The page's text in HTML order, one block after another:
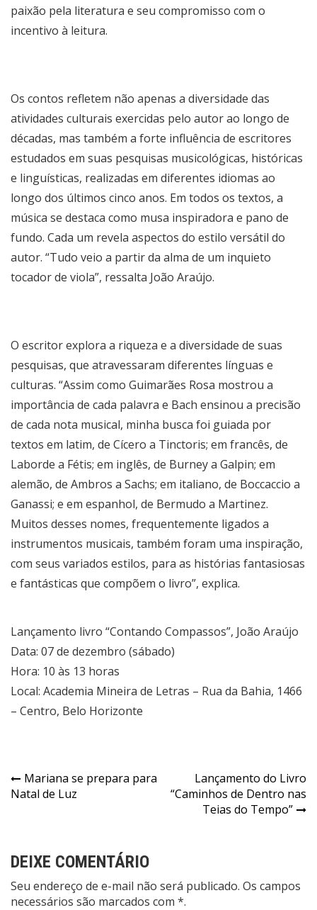
paixão pela literatura e seu compromisso com o
incentivo à leitura.
Os contos refletem não apenas a diversidade das
atividades culturais exercidas pelo autor ao longo de
décadas, mas também a forte influência de escritores
estudados em suas pesquisas musicológicas, históricas
e linguísticas, realizadas em diferentes idiomas ao
longo dos últimos cinco anos. Em todos os textos, a
música se destaca como musa inspiradora e pano de
fundo. Cada um revela aspectos do estilo versátil do
autor. “Tudo veio a partir da alma de um inquieto
tocador de viola”, ressalta João Araújo.
O escritor explora a riqueza e a diversidade de suas
pesquisas, que atravessaram diferentes línguas e
culturas. “Assim como Guimarães Rosa mostrou a
importância de cada palavra e Bach ensinou a precisão
de cada nota musical, minha busca foi guiada por
textos em latim, de Cícero a Tinctoris; em francês, de
Laborde a Fétis; em inglês, de Burney a Galpin; em
alemão, de Ambros a Sachs; em italiano, de Boccaccio a
Ganassi; e em espanhol, de Bermudo a Martinez.
Muitos desses nomes, frequentemente ligados a
instrumentos musicais, também foram uma inspiração,
com seus variados estilos, para as histórias fantasiosas
e fantásticas que compõem o livro”, explica.
Lançamento livro “Contando Compassos”, João Araújo
Data: 07 de dezembro (sábado)
Hora: 10 às 13 horas
Local: Academia Mineira de Letras – Rua da Bahia, 1466
– Centro, Belo Horizonte
Navegação
de
Mariana se prepara para
Natal de Luz
Lançamento do Livro
“Caminhos de Dentro nas
Teias do Tempo”
DEIXE COMENTÁRIO
Seu endereço de e-mail não será publicado. Os campos
necessários são marcados com *.